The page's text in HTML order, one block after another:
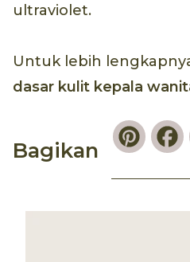
ultraviolet.
Untuk lebih
dasar kulit kepala
Bagikan